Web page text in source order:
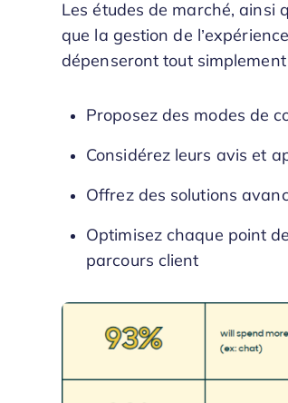
Les études de marché, ainsi
que la gestion de
dépenseront tout
Proposez des modes de
Considérez leurs avis et
Offrez des solutions
Optimisez chaque point
parcours client